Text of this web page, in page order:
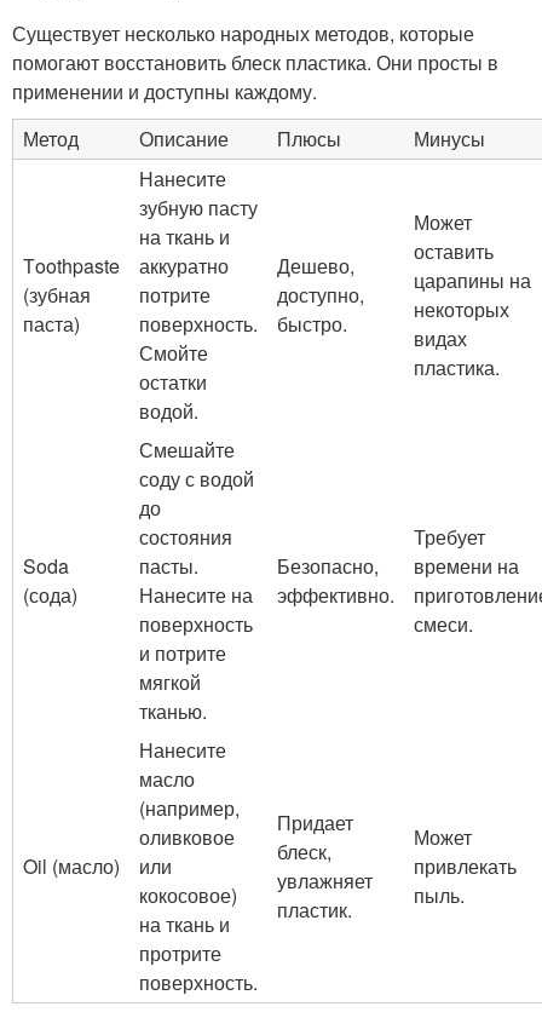
Существует несколько народных методов, которые
помогают восстановить блеск пластика. Они просты в
применении и доступны каждому.
Метод
Описание Плюсы Минусы
Тoothpaste
(зубная
паста)
Нанесите
зубную пасту
на ткань и
аккуратно
потрите
поверхность.
Смойте
остатки
водой.
Дешево,
доступно,
быстро.
Может
оставить
царапины на
некоторых
видах
пластика.
Soda
(сода)
Смешайте
соду с водой
до
состояния
пасты.
Нанесите на
поверхность
и потрите
мягкой
тканью.
Безопасно,
эффективно.
Требует
времени на
смеси.
Oil (масло)
Нанесите
масло
(например,
оливковое
или
кокосовое)
на ткань и
протрите
поверхность.
Придает
блеск,
увлажняет
пластик.
Может
привлекать
пыль.